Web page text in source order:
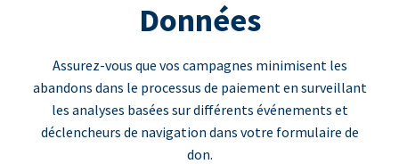
Données
Assurez-vous que vos campagnes minimisent les
abandons dans le processus de paiement en surveillant
les analyses basées sur différents événements et
déclencheurs de navigation dans votre formulaire de
don.